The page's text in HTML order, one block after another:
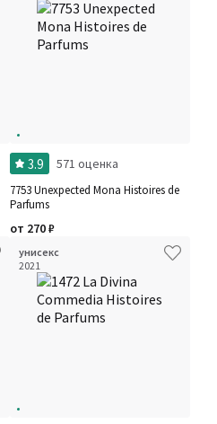
3.9 571 оценка
7753 Unexpected Mona Histoires de
Parfums
от 270₽
унисекс
2021